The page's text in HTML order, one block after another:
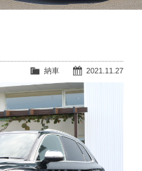
2021.11.27
納車